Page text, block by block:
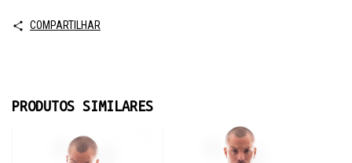
COMPARTILHAR
PRODUTOS SIMILARES